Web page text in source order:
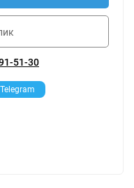
51-30
Telegram